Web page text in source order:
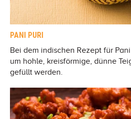
PANI PURI
Bei dem indischen Rezept für
um hohle, kreisförmige, dünne
gefüllt werden.